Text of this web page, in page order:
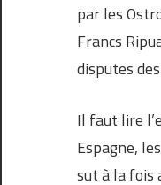
par les
Francs
disputes
Il faut lire
Espagne,
sut à la fois